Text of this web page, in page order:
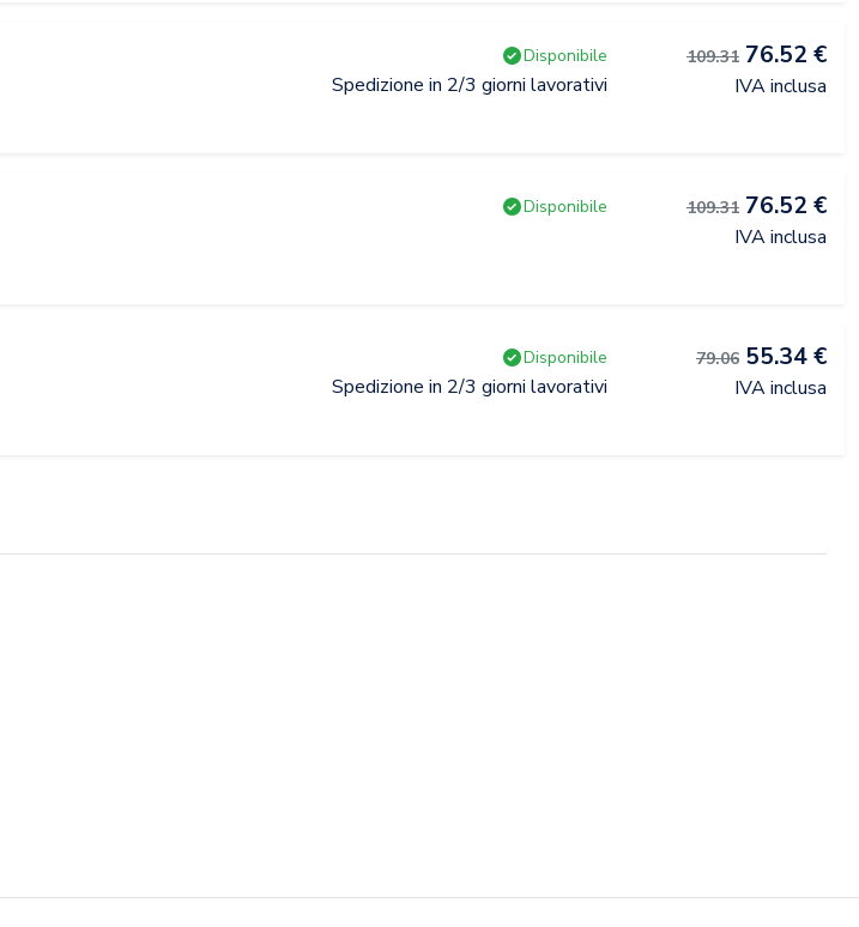
Disponibile
Spedizione in 2/3 giorni lavorativi
109.3176.52 €
IVA inclusa
Disponibile 109.3176.52 €
IVA inclusa
Disponibile
Spedizione in 2/3 giorni lavorativi
79.0655.34 €
IVA inclusa